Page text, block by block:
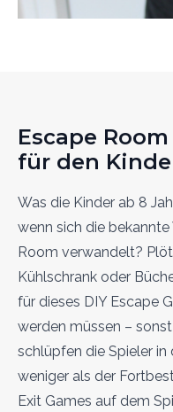
Escape
für den
Was die Kinder ab 8
wenn sich die
Room verwandelt?
Kühlschrank oder
für dieses DIY Escape
werden müssen –
schlüpfen die Spieler
weniger als der
Exit Games auf dem